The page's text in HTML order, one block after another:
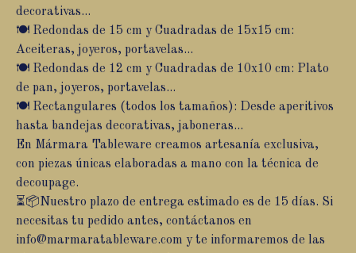
decorativas...
🍽️ Redondas de 15 cm y Cuadradas de 15x15 cm:
Aceiteras, joyeros, portavelas...
🍽️ Redondas de 12 cm y Cuadradas de 10x10 cm: Plato
de pan, joyeros, portavelas...
🍽️ Rectangulares (todos los tamaños): Desde aperitivos
hasta bandejas decorativas, jaboneras...
En Mármara Tableware creamos artesanía exclusiva,
con piezas únicas elaboradas a mano con la técnica de
decoupage.
⏳📦Nuestro plazo de entrega estimado es de 15 días. Si
necesitas tu pedido antes, contáctanos en
info@marmaratableware.com y te informaremos de las